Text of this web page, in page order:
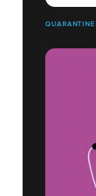
QUARANTINE